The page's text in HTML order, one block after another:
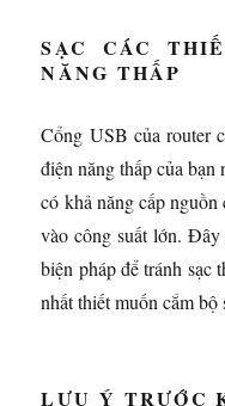
SẠC CÁC
NĂNG THẤP
Cổng USB của router
điện năng thấp của
có khả năng cấp
vào công suất lớn.
biện pháp để tránh sạc
nhất thiết muốn cắm bộ
LƯU Ý TRƯỚC